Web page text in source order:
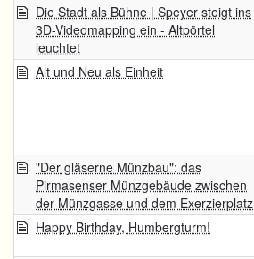
Die Stadt als Bühne | Speyer steigt ins
3D-Videomapping ein - Altpörtel
leuchtet
Alt und Neu als Einheit
"Der gläserne Münzbau": das
Pirmasenser Münzgebäude zwischen
der Münzgasse und dem Exerzierplatz
Happy Birthday, Humbergturm!